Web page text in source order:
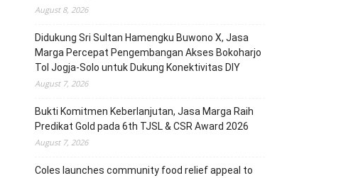
August 8, 2026
Didukung Sri Sultan Hamengku Buwono X, Jasa
Marga Percepat Pengembangan Akses Bokoharjo
Tol Jogja-Solo untuk Dukung Konektivitas DIY
August 7, 2026
Bukti Komitmen Keberlanjutan, Jasa Marga Raih
Predikat Gold pada 6th TJSL & CSR Award 2026
August 7, 2026
Coles launches community food relief appeal to